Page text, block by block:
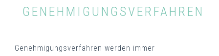
GENEHMIGUNGSVERFAHREN
Genehmigungsverfahren werden immer